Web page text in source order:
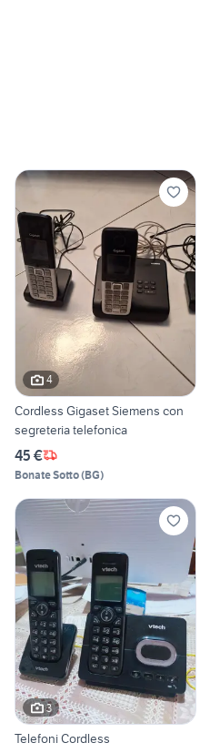
4
Cordless Gigaset Siemens con
segreteria telefonica
45 €
Bonate Sotto(BG)
3
Telefoni Cordless